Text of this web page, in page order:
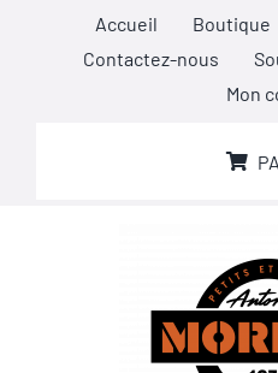
Accueil Boutique
Contactez-nous
Mon